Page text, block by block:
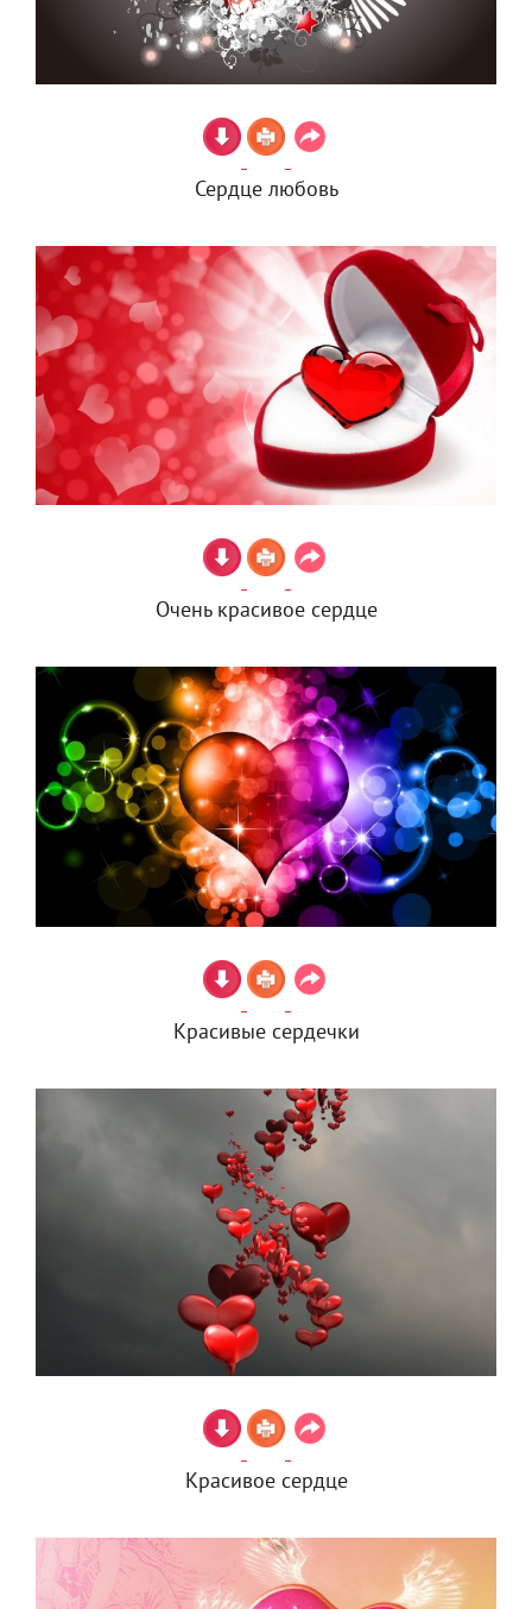
Сердце любовь
Очень красивое сердце
Красивые сердечки
Красивое сердце